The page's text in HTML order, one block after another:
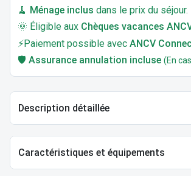
🧹 Ménage inclus dans le prix du séjour.
🌞 Éligible aux Chèques vacances
⚡Paiement possible avec ANCV
🛡️ Assurance annulation incluse (En
Description détaillée
Caractéristiques et équipements